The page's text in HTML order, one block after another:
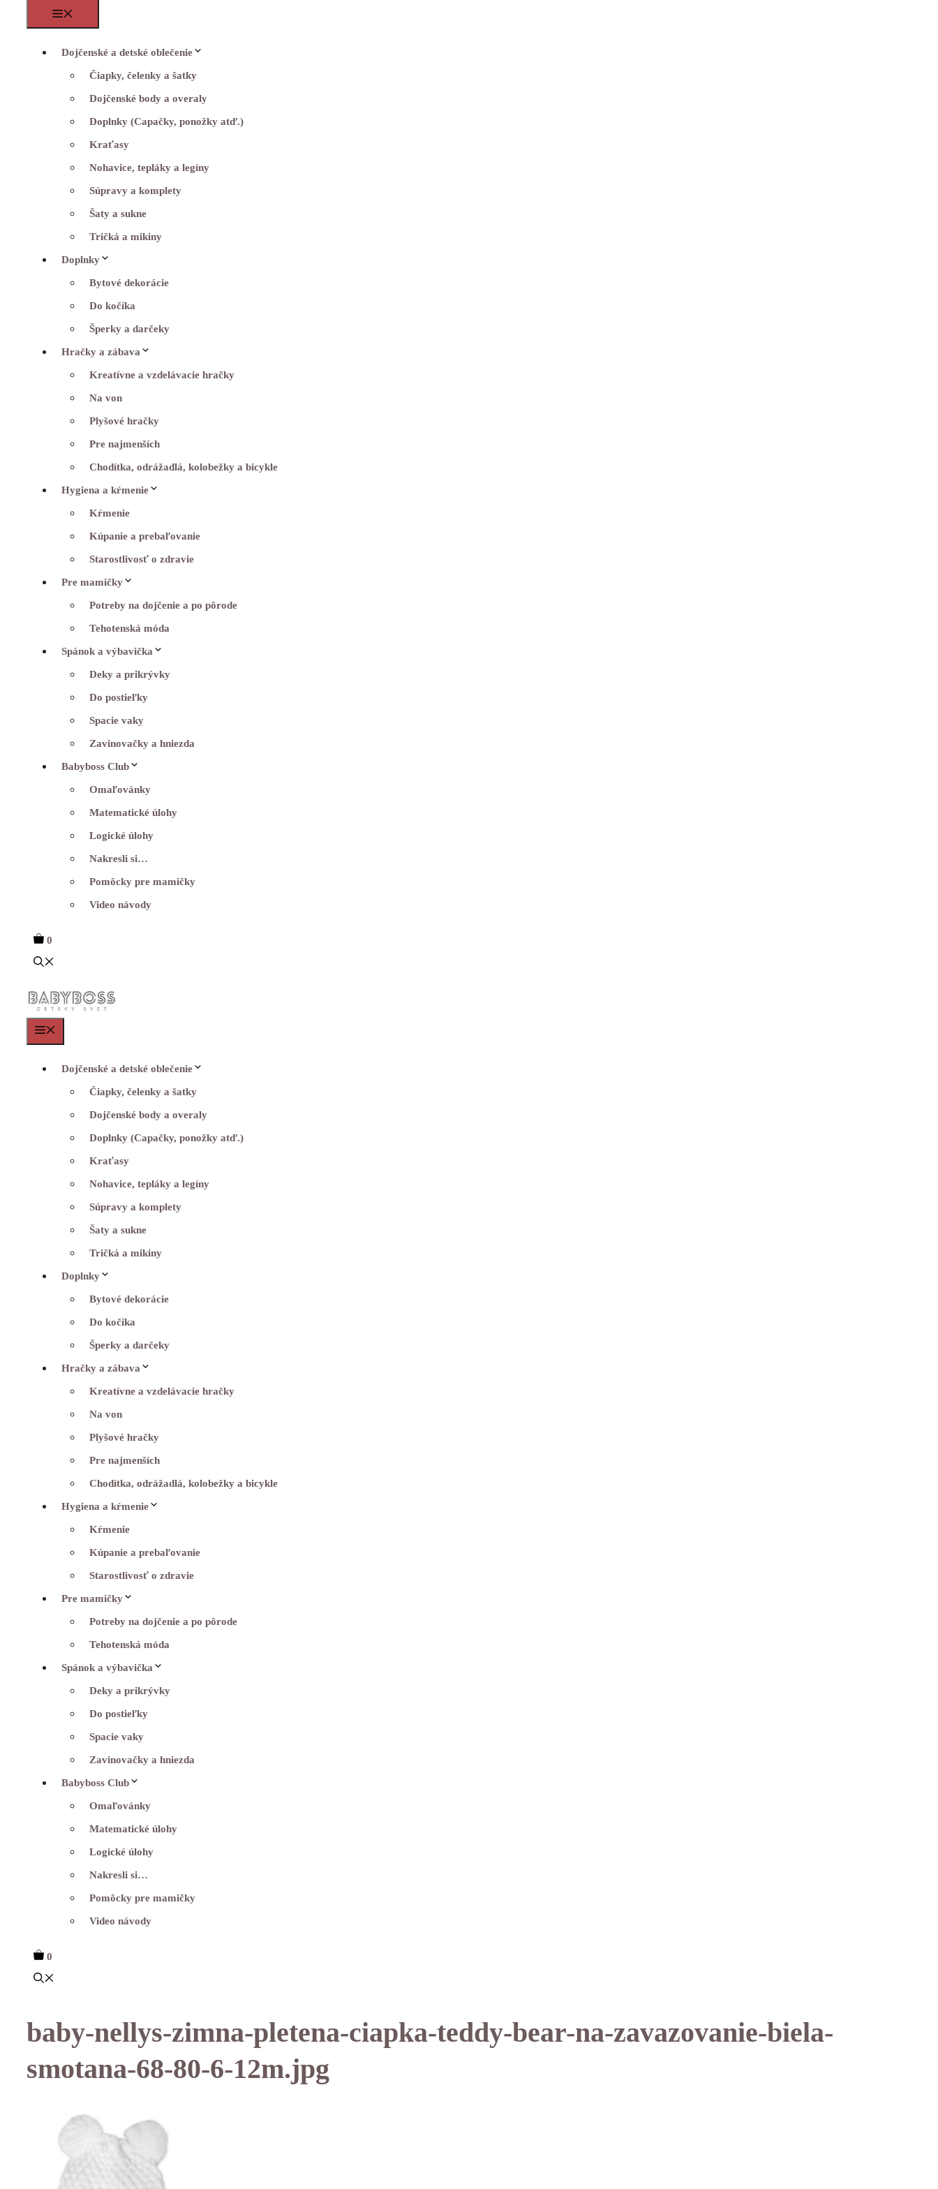
Dojčenské a detské oblečenie
Čiapky, čelenky a šatky
Dojčenské body a overaly
Doplnky (Capačky, ponožky atď.)
Kraťasy
Nohavice, tepláky a legíny
Súpravy a komplety
Šaty a sukne
Tričká a mikiny
Doplnky
Bytové dekorácie
Do kočíka
Šperky a darčeky
Hračky a zábava
Kreatívne a vzdelávacie hračky
Na von
Plyšové hračky
Pre najmenších
Chodítka, odrážadlá, kolobežky a bicykle
Hygiena a kŕmenie
Kŕmenie
Kúpanie a prebaľovanie
Starostlivosť o zdravie
Pre mamičky
Potreby na dojčenie a po pôrode
Tehotenská móda
Spánok a výbavička
Deky a prikrývky
Do postieľky
Spacie vaky
Zavinovačky a hniezda
Babyboss Club
Omaľovánky
Matematické úlohy
Logické úlohy
Nakresli si…
Pomôcky pre mamičky
Video návody
0
Dojčenské a detské oblečenie
Čiapky, čelenky a šatky
Dojčenské body a overaly
Doplnky (Capačky, ponožky atď.)
Kraťasy
Nohavice, tepláky a legíny
Súpravy a komplety
Šaty a sukne
Tričká a mikiny
Doplnky
Bytové dekorácie
Do kočíka
Šperky a darčeky
Hračky a zábava
Kreatívne a vzdelávacie hračky
Na von
Plyšové hračky
Pre najmenších
Chodítka, odrážadlá, kolobežky a bicykle
Hygiena a kŕmenie
Kŕmenie
Kúpanie a prebaľovanie
Starostlivosť o zdravie
Pre mamičky
Potreby na dojčenie a po pôrode
Tehotenská móda
Spánok a výbavička
Deky a prikrývky
Do postieľky
Spacie vaky
Zavinovačky a hniezda
Babyboss Club
Omaľovánky
Matematické úlohy
Logické úlohy
Nakresli si…
Pomôcky pre mamičky
Video návody
0
baby-nellys-zimna-pletena-ciapka-teddy-bear-na-zavazovanie-biela-
smotana-68-80-6-12m.jpg